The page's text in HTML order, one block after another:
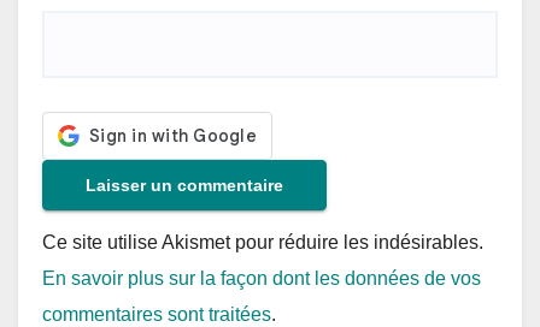
Ce site utilise Akismet pour réduire les indésirables.
En savoir plus sur la façon dont les données de vos
commentaires sont traitées.